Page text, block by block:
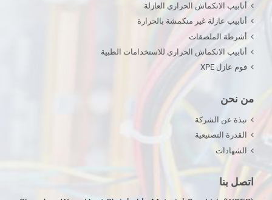
أنابيب الانكماش الحراري العازلة
أنابيب عازلة غير منكمشة بالحرارة
أشرطة الملصقات
أنابيب الانكماش الحراري للاستخدامات الطبية
فوم عازل XPE
من نحن
نبذة عن الشركة
القدرة التصنيعية
الشهادات
اتصل بنا